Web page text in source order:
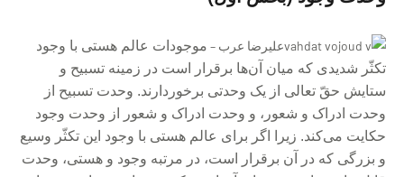
علیرضا عرب – موجودات عالم هستی با وجود
تکثّر شدیدی که میان آن‌ها برقرار است در زمینه تسبیح و
ستایش حقّ تعالی از یک وحدتی برخوردارند. وحدت تسبیح از
وحدت ادراک و شعور، و وحدت ادراک و شعور از وحدت وجود
حکایت می‌کند. زیرا اگر برای عالم هستی با وجود این تکثّر وسیع
و بزرگی که در آن برقرار است، در مرتبه وجود و هستی، وحدت